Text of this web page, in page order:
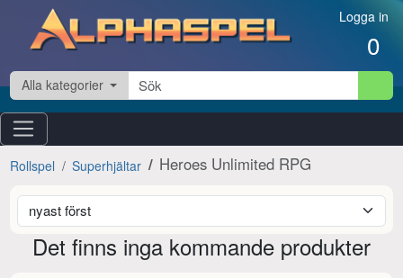
Hoppa till innehåll Logga in
0
Alla kategorier
Rollspel Superhjältar Heroes Unlimited RPG
Det finns inga kommande produkter